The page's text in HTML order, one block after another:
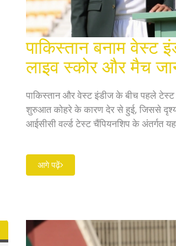
पाकिस्तान बनाम वेस्ट
लाइव स्कोर और मैच
पाकिस्तान और वेस्ट इंडीज के बीच पहले
शुरुआत कोहरे के कारण देर से हुई, जिससे
आईसीसी वर्ल्ड टेस्ट चैंपियनशिप के अंतर्गत
मजबूत किया है।
आगे पढ़ें